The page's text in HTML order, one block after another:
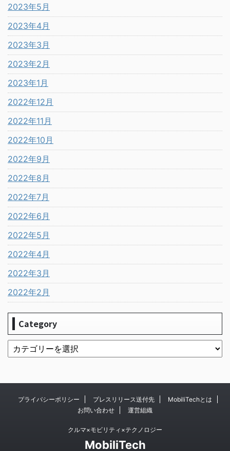
2023年5月
2023年4月
2023年3月
2023年2月
2023年1月
2022年12月
2022年11月
2022年10月
2022年9月
2022年8月
2022年7月
2022年6月
2022年5月
2022年4月
2022年3月
2022年2月
Category
プライバシーポリシー プレスリリース送付先
MobiliTechとは
お問い合わせ
運営組織
クルマ×モビリティ×テクノロジー
MobiliTech